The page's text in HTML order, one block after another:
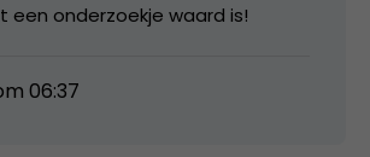
een onderzoekje waard is!
06:37